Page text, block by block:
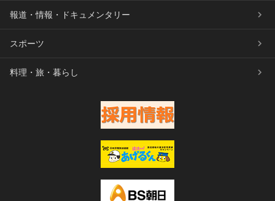
報道・情報・ドキュメンタリー
スポーツ
料理・旅・暮らし